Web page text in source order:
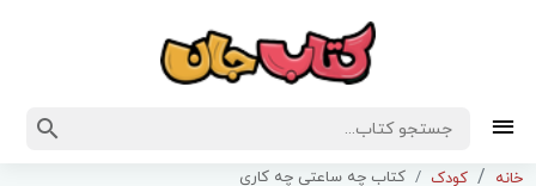
خانه کودک کتاب چه ساعتی چه کاری